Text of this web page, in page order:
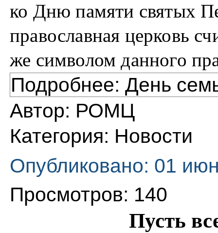
ко Дню памяти святых
православная церковь
же символом данного
Подробнее: День
Автор: РОМЦ
Категория: Новости
Опубликовано: 01
Просмотров: 140
Пусть